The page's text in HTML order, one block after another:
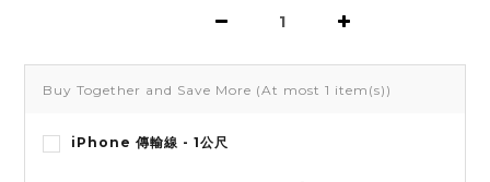
Buy Together and Save More (At most 1 item(s))
iPhone 傳輸線 - 1公尺